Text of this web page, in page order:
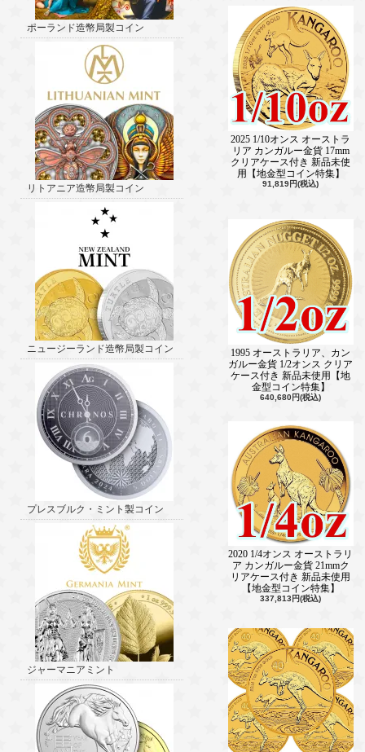
ポーランド造幣局製コイン
リトアニア造幣局製コイン
ニュージーランド造幣局製コイン
プレスブルク・ミント製コイン
ジャーマニアミント
2025 1/10オンス オーストラ
リア カンガルー金貨 17mm
クリアケース付き 新品未使
用【地金型コイン特集】
91,819円(税込)
1995 オーストラリア、カン
ガルー金貨 1/2オンス クリア
ケース付き 新品未使用【地
金型コイン特集】
640,680円(税込)
2020 1/4オンス オーストラリ
ア カンガルー金貨 21mmク
リアケース付き 新品未使用
【地金型コイン特集】
337,813円(税込)